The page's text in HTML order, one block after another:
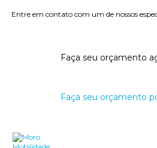
Entre em contato com um de nossos
Faça seu orçamento
Faça seu orçamento